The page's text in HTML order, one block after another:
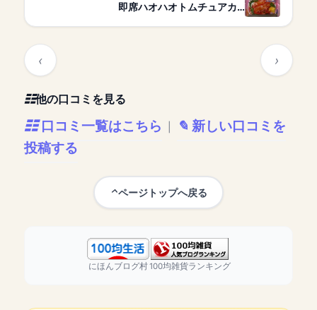
即席ハオハオトムチュアカ…
他の口コミを見る
口コミ一覧はこちら
新しい口コミを
投稿する
ページトップへ戻る
にほんブログ村100均雑貨ランキング